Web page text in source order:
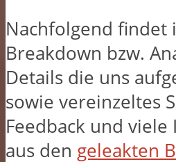
Nachfolgend findet
Breakdown bzw.
Details die uns
sowie vereinzeltes
Feedback und
aus den geleakten